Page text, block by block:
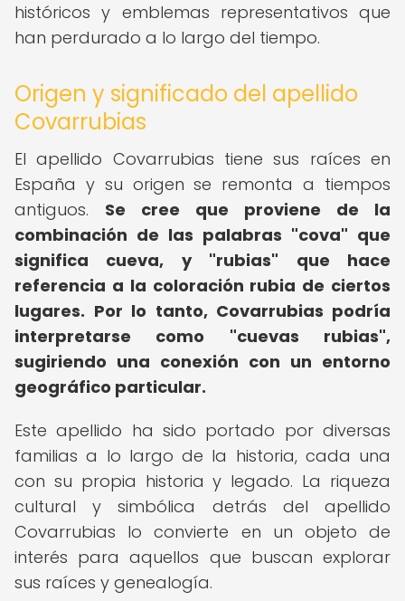
históricos y emblemas representativos que
han perdurado a lo largo del tiempo.
Origen y significado del apellido
Covarrubias
El apellido Covarrubias tiene sus raíces en
España y su origen se remonta a tiempos
antiguos. Se cree que proviene de la
combinación de las palabras "cova" que
significa cueva, y "rubias" que hace
referencia a la coloración rubia de ciertos
lugares. Por lo tanto, Covarrubias podría
interpretarse como "cuevas rubias",
sugiriendo una conexión con un entorno
geográfico particular.
Este apellido ha sido portado por diversas
familias a lo largo de la historia, cada una
con su propia historia y legado. La riqueza
cultural y simbólica detrás del apellido
Covarrubias lo convierte en un objeto de
interés para aquellos que buscan explorar
sus raíces y genealogía.